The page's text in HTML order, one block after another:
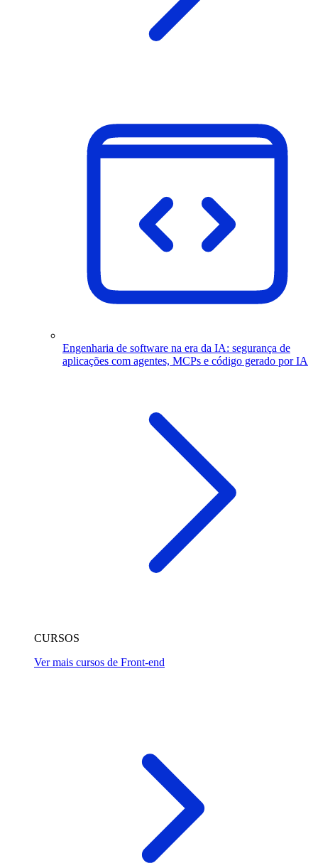
Engenharia de software na era da IA: segurança de
aplicações com agentes, MCPs e código gerado por IA
CURSOS
Ver mais cursos de Front-end